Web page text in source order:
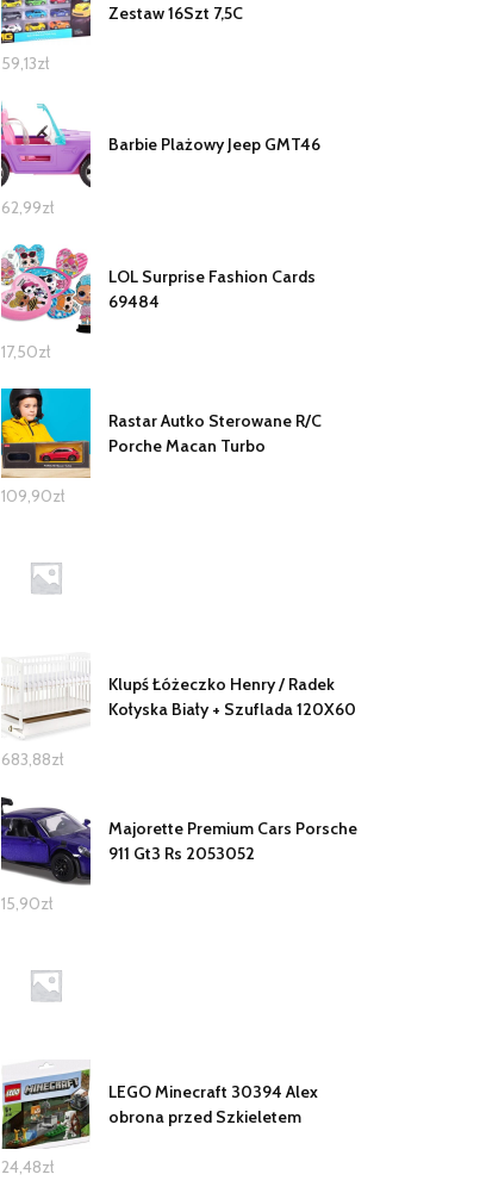
Zestaw 16Szt 7,5C
59,13zł
Barbie Plażowy Jeep GMT46
62,99zł
LOL Surprise Fashion Cards
69484
17,50zł
Rastar Autko Sterowane R/C
Porche Macan Turbo
109,90zł
Klupś Łóżeczko Henry / Radek
Kołyska Biały + Szuflada 120X60
683,88zł
Majorette Premium Cars Porsche
911 Gt3 Rs 2053052
15,90zł
LEGO Minecraft 30394 Alex
obrona przed Szkieletem
24,48zł